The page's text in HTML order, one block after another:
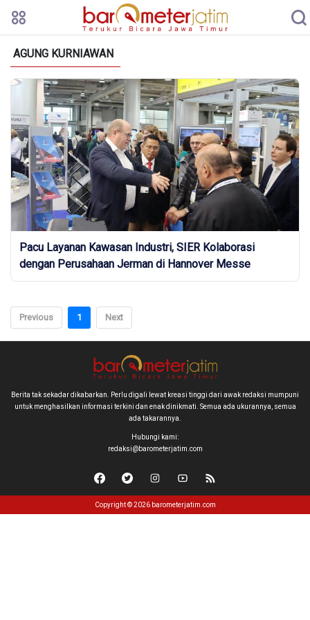
AGUNG KURNIAWAN
Pacu Layanan Kawasan Industri, SIER Kolaborasi
dengan Perusahaan Jerman di Hannover Messe
Previous 1 Next
Berita tak sekadar dikabarkan. Perlu digali lewat kreasi tinggi dari awak redaksi mumpuni
untuk menghasilkan informasi terkini dan enak dinikmati. Semua ada ukurannya, semua
ada takarannya.
Hubungi kami:
redaksi@barometerjatim.com
Copyright © 2026 barometerjatim.com